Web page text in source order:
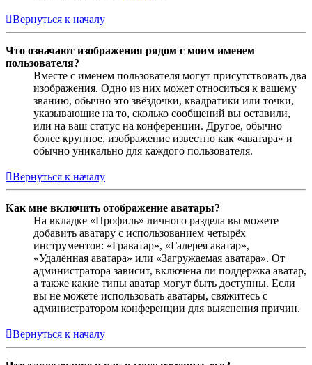
Вернуться к началу
Что означают изображения рядом с моим именем
пользователя?
Вместе с именем пользователя могут присутствовать два
изображения. Одно из них может относиться к вашему
званию, обычно это звёздочки, квадратики или точки,
указывающие на то, сколько сообщений вы оставили,
или на ваш статус на конференции. Другое, обычно
более крупное, изображение известно как «аватара» и
обычно уникально для каждого пользователя.
Вернуться к началу
Как мне включить отображение аватары?
На вкладке «Профиль» личного раздела вы можете
добавить аватару с использованием четырёх
инструментов: «Граватар», «Галерея аватар»,
«Удалённая аватара» или «Загружаемая аватара». От
администратора зависит, включена ли поддержка аватар,
а также какие типы аватар могут быть доступны. Если
вы не можете использовать аватары, свяжитесь с
администратором конференции для выяснения причин.
Вернуться к началу